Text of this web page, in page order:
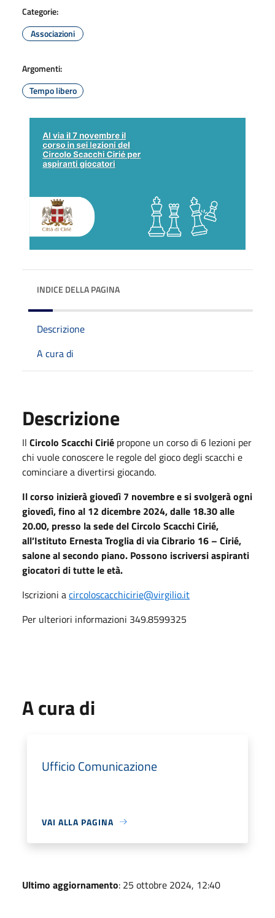
Categorie:
Associazioni
Argomenti:
Tempo libero
INDICE DELLA PAGINA
Descrizione
A cura di
Descrizione
Il Circolo Scacchi Cirié propone un corso di 6 lezioni per
chi vuole conoscere le regole del gioco degli scacchi e
cominciare a divertirsi giocando.
Il corso inizierà giovedì 7 novembre e si svolgerà ogni
giovedì, fino al 12 dicembre 2024, dalle 18.30 alle
20.00, presso la sede del Circolo Scacchi Cirié,
all’Istituto Ernesta Troglia di via Cibrario 16 – Cirié,
salone al secondo piano. Possono iscriversi aspiranti
giocatori di tutte le età.
Iscrizioni acircoloscacchicirie@virgilio.it
Per ulteriori informazioni 349.8599325
A cura di
Ufficio Comunicazione
VAI ALLA PAGINA
Ultimo aggiornamento: 25 ottobre 2024, 12:40